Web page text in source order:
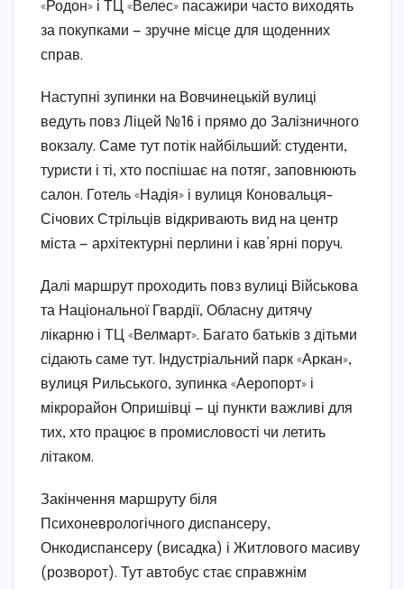
«Родон» і ТЦ «Велес» пасажири часто виходять
за покупками — зручне місце для щоденних
справ.
Наступні зупинки на Вовчинецькій вулиці
ведуть повз Ліцей №16 і прямо до Залізничного
вокзалу. Саме тут потік найбільший: студенти,
туристи і ті, хто поспішає на потяг, заповнюють
салон. Готель «Надія» і вулиця Коновальця-
Січових Стрільців відкривають вид на центр
міста — архітектурні перлини і кав’ярні поруч.
Далі маршрут проходить повз вулиці Військова
та Національної Гвардії, Обласну дитячу
лікарню і ТЦ «Велмарт». Багато батьків з дітьми
сідають саме тут. Індустріальний парк «Аркан»,
вулиця Рильського, зупинка «Аеропорт» і
мікрорайон Опришівці — ці пункти важливі для
тих, хто працює в промисловості чи летить
літаком.
Закінчення маршруту біля
Психоневрологічного диспансеру,
Онкодиспансеру (висадка) і Житлового масиву
(розворот). Тут автобус стає справжнім